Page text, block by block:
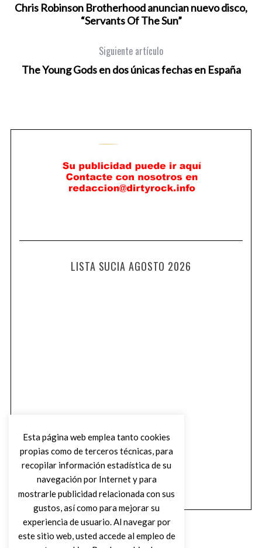
Chris Robinson Brotherhood anuncian nuevo disco,
“Servants Of The Sun”
Siguiente artículo
The Young Gods en dos únicas fechas en España
LISTA SUCIA AGOSTO 2026
Esta página web emplea tanto cookies
propias como de terceros técnicas, para
recopilar información estadística de su
navegación por Internet y para
mostrarle publicidad relacionada con sus
gustos, así como para mejorar su
experiencia de usuario. Al navegar por
este sitio web, usted accede al empleo de